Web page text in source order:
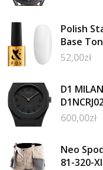
Polish
Base
52,00zł
D1
600,00zł
Neo
81-320-Xl